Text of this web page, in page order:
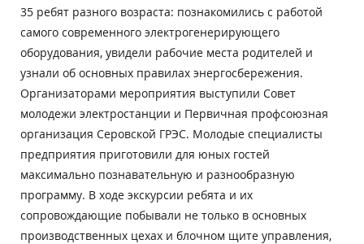
35 ребят разного возраста: познакомились с работой
самого современного электрогенерирующего
оборудования, увидели рабочие места родителей и
узнали об основных правилах энергосбережения.
Организаторами мероприятия выступили Совет
молодежи электростанции и Первичная профсоюзная
организация Серовской ГРЭС. Молодые специалисты
предприятия приготовили для юных гостей
максимально познавательную и разнообразную
программу. В ходе экскурсии ребята и их
сопровождающие побывали не только в основных
производственных цехах и блочном щите управления,